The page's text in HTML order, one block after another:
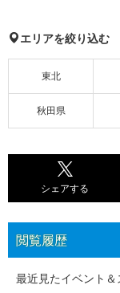
エリアを絞り込む
東北
秋田県
シェアする
閲覧履歴
最近見たイベント＆